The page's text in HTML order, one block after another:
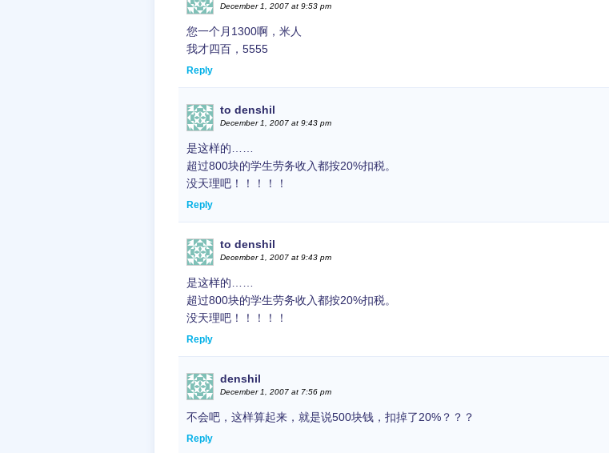
December 1, 2007 at 9:53 pm
您一个月1300啊，米人
我才四百，5555
Reply
to denshil
December 1, 2007 at 9:43 pm
是这样的……
超过800块的学生劳务收入都按20%扣税。
没天理吧！！！！！
Reply
to denshil
December 1, 2007 at 9:43 pm
是这样的……
超过800块的学生劳务收入都按20%扣税。
没天理吧！！！！！
Reply
denshil
December 1, 2007 at 7:56 pm
不会吧，这样算起来，就是说500块钱，扣掉了20%？？？
Reply